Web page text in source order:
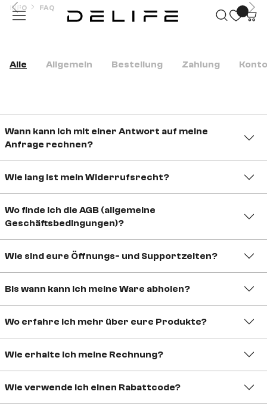
Zum Hauptinhalt springen
INFO FAQ
Alle Allgemein Bestellung Zahlung Konto
Wann kann ich mit einer Antwort auf meine
Anfrage rechnen?
Wie lang ist mein Widerrufsrecht?
Wo finde ich die AGB (allgemeine
Geschäftsbedingungen)?
Wie sind eure Öffnungs- und Supportzeiten?
Bis wann kann ich meine Ware abholen?
Wo erfahre ich mehr über eure Produkte?
Wie erhalte ich meine Rechnung?
Wie verwende ich einen Rabattcode?